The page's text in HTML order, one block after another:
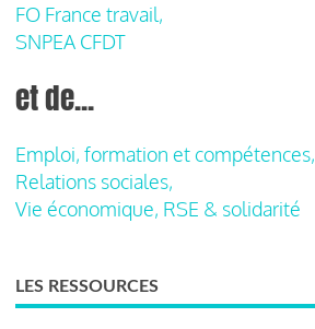
FO France travail,
SNPEA CFDT
et de...
Emploi, formation et compétences,
Relations sociales,
Vie économique, RSE & solidarité
LES RESSOURCES